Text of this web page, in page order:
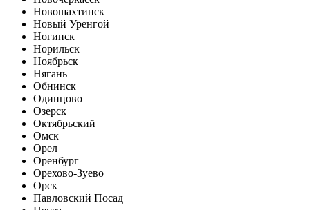
Новошахтинск
Новый Уренгой
Ногинск
Норильск
Ноябрьск
Нягань
Обнинск
Одинцово
Озерск
Октябрьский
Омск
Орел
Оренбург
Орехово-Зуево
Орск
Павловский Посад